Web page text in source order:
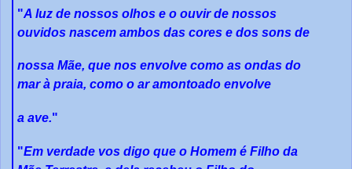
"A luz de nossos olhos e o ouvir de nossos
ouvidos nascem ambos das cores e dos sons de
nossa Mãe, que nos envolve como as ondas do
mar à praia, como o ar amontoado envolve
a ave."
"Em verdade vos digo que o Homem é Filho da